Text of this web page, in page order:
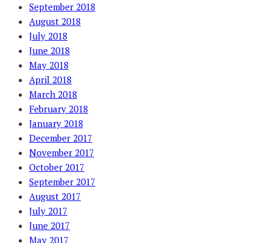
September 2018
August 2018
July 2018
June 2018
May 2018
April 2018
March 2018
February 2018
January 2018
December 2017
November 2017
October 2017
September 2017
August 2017
July 2017
June 2017
May 2017